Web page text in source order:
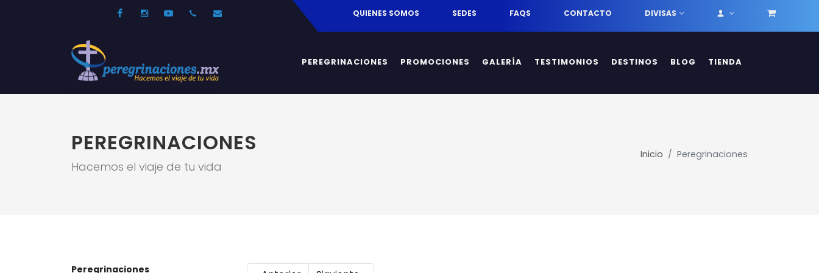
FacebookInstagramYoutube52 33 31210744info@peregrinaciones.mx QUIENES SOMOS SEDES FAQS CONTACTO DIVISAS
PEREGRINACIONES PROMOCIONES GALERÍA TESTIMONIOS DESTINOS BLOG TIENDA
PEREGRINACIONES
Hacemos el viaje de tu vida
Inicio Peregrinaciones
Peregrinaciones